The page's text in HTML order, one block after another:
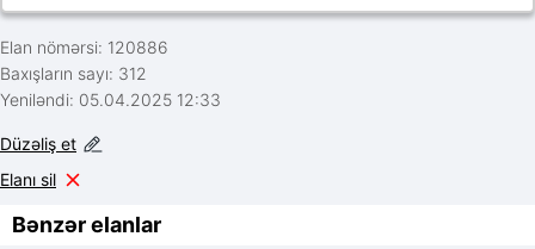
Elan nömərsi: 120886
Baxışların sayı: 312
Yeniləndi: 05.04.2025 12:33
Düzəliş et
Elanı sil
Bənzər elanlar